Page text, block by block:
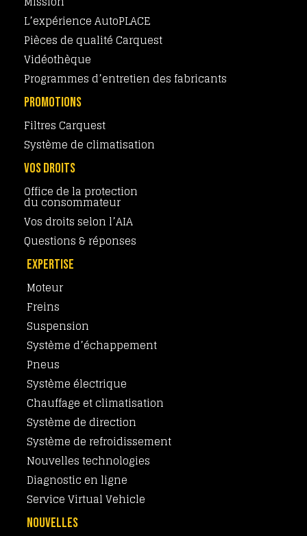
L’expérience AutoPLACE
Pièces de qualité Carquest
Vidéothèque
Programmes d’entretien des fabricants
PROMOTIONS
Filtres Carquest
Système de climatisation
VOS DROITS
Office de la protection
du consommateur
Vos droits selon l’AIA
Questions & réponses
EXPERTISE
Moteur
Freins
Suspension
Système d’échappement
Pneus
Système électrique
Chauffage et climatisation
Système de direction
Système de refroidissement
Nouvelles technologies
Diagnostic en ligne
Service Virtual Vehicle
NOUVELLES